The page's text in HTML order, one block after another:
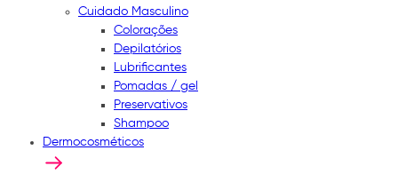
Cuidado Masculino
Colorações
Depilatórios
Lubrificantes
Pomadas / gel
Preservativos
Shampoo
Dermocosméticos